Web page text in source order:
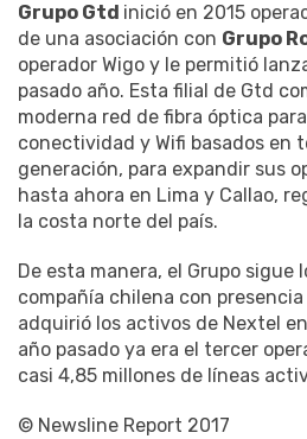
Grupo Gtd inició en 2015
de una asociación con Grupo
operador Wigo y le permitió
pasado año. Esta filial de Gtd
moderna red de fibra óptica
conectividad y Wifi basados en
generación, para expandir sus
hasta ahora en Lima y Callao,
la costa norte del país.
De esta manera, el Grupo sigue
compañía chilena con
adquirió los activos de Nextel
año pasado ya era el tercer
casi 4,85 millones de líneas
© Newsline Report 2017